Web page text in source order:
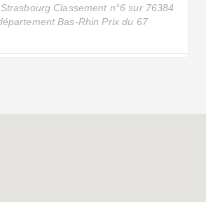
Classement n°6 sur 76384
Bas-Rhin Prix du 67